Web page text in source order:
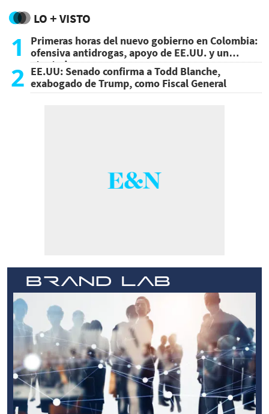
LO + VISTO
1
Primeras horas del nuevo gobierno en Colombia:
ofensiva antidrogas, apoyo de EE.UU. y un
atentado
2 EE.UU: Senado confirma a Todd Blanche,
exabogado de Trump, como Fiscal General